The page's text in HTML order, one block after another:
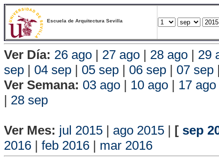
Escuela de Arquitectura Sevilla
Ver Día: 26 ago | 27 ago | 28 ago | 29
sep | 04 sep | 05 sep | 06 sep | 07 sep
Ver Semana: 03 ago | 10 ago | 17 ago
| 28 sep
Ver Mes: jul 2015 | ago 2015 | [ sep
2016 | feb 2016 | mar 2016